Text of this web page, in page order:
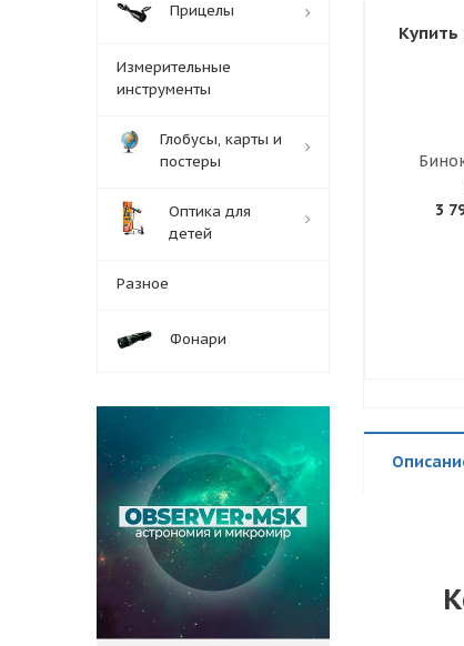
3
Прицелы
Измерительные
инструменты
Глобусы, карты и
постеры
Оптика для
детей
Разное
Фонари